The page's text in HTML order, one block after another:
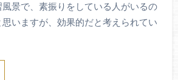
景で、素振りをしている人がいるの
いますが、効果的だと考えられてい